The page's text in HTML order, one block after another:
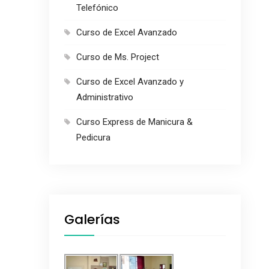
Telefónico
Curso de Excel Avanzado
Curso de Ms. Project
Curso de Excel Avanzado y
Administrativo
Curso Express de Manicura &
Pedicura
Galerías